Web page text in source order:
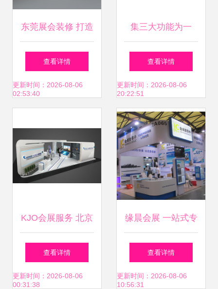
东莞展会装修 打造
卓越展台，诠释优
质会展服务
查看详情
更新时间：2026-08-06
02:53:40
集三大功能为一
体，上海机场进博
会接待服务中心正
式启用
查看详情
更新时间：2026-08-06
20:22:51
KJO会展服务 北京
会展搭建领域的专
业力量
查看详情
更新时间：2026-08-06
00:31:38
缘晨会展 一站式专
业会展服务解决方
案
查看详情
更新时间：2026-08-06
10:56:31